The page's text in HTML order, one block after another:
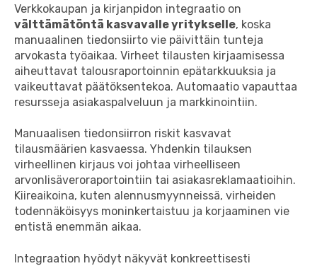
Verkkokaupan ja kirjanpidon integraatio on
välttämätöntä kasvavalle yritykselle, koska
manuaalinen tiedonsiirto vie päivittäin tunteja
arvokasta työaikaa. Virheet tilausten kirjaamisessa
aiheuttavat talousraportoinnin epätarkkuuksia ja
vaikeuttavat päätöksentekoa. Automaatio vapauttaa
resursseja asiakaspalveluun ja markkinointiin.
Manuaalisen tiedonsiirron riskit kasvavat
tilausmäärien kasvaessa. Yhdenkin tilauksen
virheellinen kirjaus voi johtaa virheelliseen
arvonlisäveroraportointiin tai asiakasreklamaatioihin.
Kiireaikoina, kuten alennusmyynneissä, virheiden
todennäköisyys moninkertaistuu ja korjaaminen vie
entistä enemmän aikaa.
Integraation hyödyt näkyvät konkreettisesti